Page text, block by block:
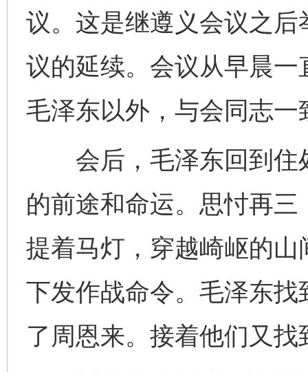
议。这是继遵义会议之
议的延续。会议从早晨
毛泽东以外，与会同志
会后，毛泽东回到住
的前途和命运。思忖再
提着马灯，穿越崎岖的
下发作战命令。毛泽东
了周恩来。接着他们又